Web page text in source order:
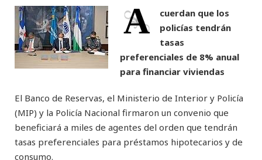
A
cuerdan que los
policías tendrán
tasas
preferenciales de 8% anual
para financiar viviendas
El Banco de Reservas, el Ministerio de Interior y Policía
(MIP) y la Policía Nacional firmaron un convenio que
beneficiará a miles de agentes del orden que tendrán
tasas preferenciales para préstamos hipotecarios y de
consumo.